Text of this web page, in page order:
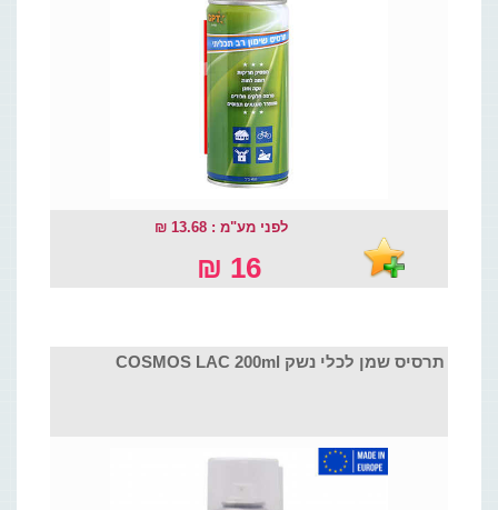
לפני מע"מ : 13.68 ₪
16 ₪
תרסיס שמן לכלי נשק COSMOS LAC 200ml